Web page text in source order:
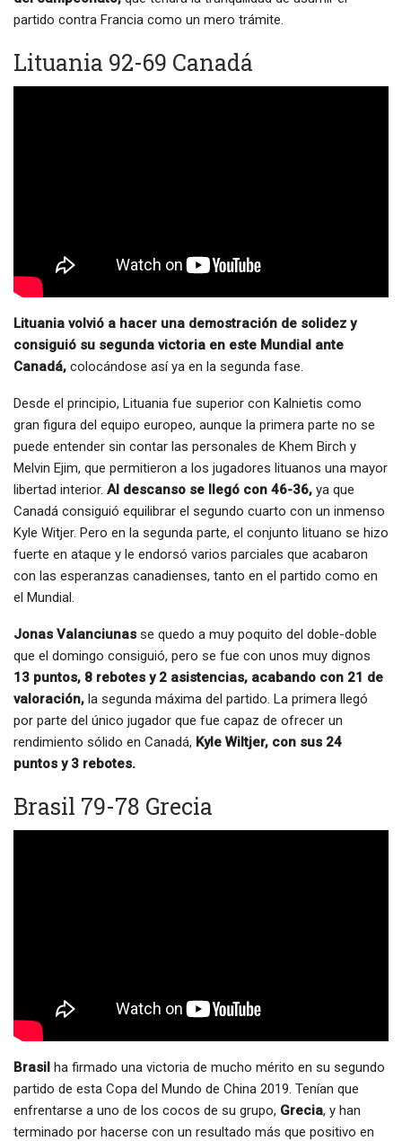
partido contra Francia como un mero trámite.
Lituania 92-69 Canadá
Lituania volvió a hacer una demostración de solidez y
consiguió su segunda victoria en este Mundial ante
Canadá, colocándose así ya en la segunda fase.
Desde el principio, Lituania fue superior con Kalnietis como
gran figura del equipo europeo, aunque la primera parte no se
puede entender sin contar las personales de Khem Birch y
Melvin Ejim, que permitieron a los jugadores lituanos una mayor
libertad interior. Al descanso se llegó con 46-36, ya que
Canadá consiguió equilibrar el segundo cuarto con un inmenso
Kyle Witjer. Pero en la segunda parte, el conjunto lituano se hizo
fuerte en ataque y le endorsó varios parciales que acabaron
con las esperanzas canadienses, tanto en el partido como en
el Mundial.
Jonas Valanciunas se quedo a muy poquito del doble-doble
que el domingo consiguió, pero se fue con unos muy dignos
13 puntos, 8 rebotes y 2 asistencias, acabando con 21 de
valoración, la segunda máxima del partido. La primera llegó
por parte del único jugador que fue capaz de ofrecer un
rendimiento sólido en Canadá, Kyle Wiltjer, con sus 24
puntos y 3 rebotes.
Brasil 79-78 Grecia
Brasil ha firmado una victoria de mucho mérito en su segundo
partido de esta Copa del Mundo de China 2019. Tenían que
enfrentarse a uno de los cocos de su grupo, Grecia, y han
terminado por hacerse con un resultado más que positivo en